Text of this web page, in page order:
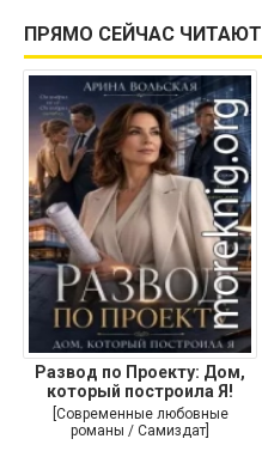
ПРЯМО СЕЙЧАС ЧИТАЮТ
Развод по Проекту: Дом,
который построила Я!
[Современные любовные
романы / Самиздат]